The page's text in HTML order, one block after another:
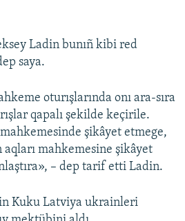
Ladin bunıñ kibi red
saya.
oturışlarında onı ara-sıra
qapalı şekilde keçirile.
şikâyet etmege,
aqları mahkemesine şikâyet
– dep tarif etti Ladin.
Kuku Latviya ukrainleri